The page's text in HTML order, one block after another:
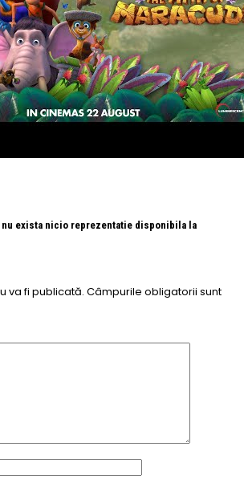
exista nicio reprezentatie disponibila la
va fi publicată. Câmpurile obligatorii sunt